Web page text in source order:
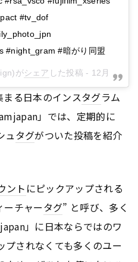
#tv_dof
#night_gram #暗がり同盟
がシェア した投稿 - 12月 14, 2017 at 4:04午前 PST
る日本のインスタグラム
」では、定期的に
ュタグがついた投稿を紹介
ント にピックアップされる
ーチャータグ” と呼び、多く
」に日本ならではのワ
プされなくても多くのユー